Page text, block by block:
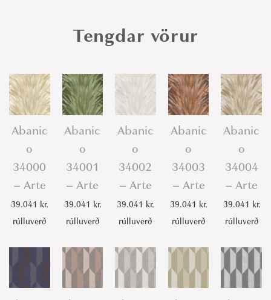
o
w
r
t
e
q
t
Tengdar vörur
Abanic
o
34000
– Arte
39.041 kr.
rúlluverð
Abanic
o
34001
– Arte
39.041 kr.
rúlluverð
Abanic
o
34002
– Arte
39.041 kr.
rúlluverð
Abanic
o
34003
– Arte
39.041 kr.
rúlluverð
Abanic
o
34004
– Arte
39.041 kr.
rúlluverð